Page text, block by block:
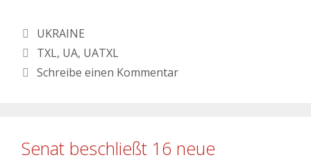
UKRAINE
TXL, UA, UATXL
Schreibe einen Kommentar
Senat beschließt 16 neue